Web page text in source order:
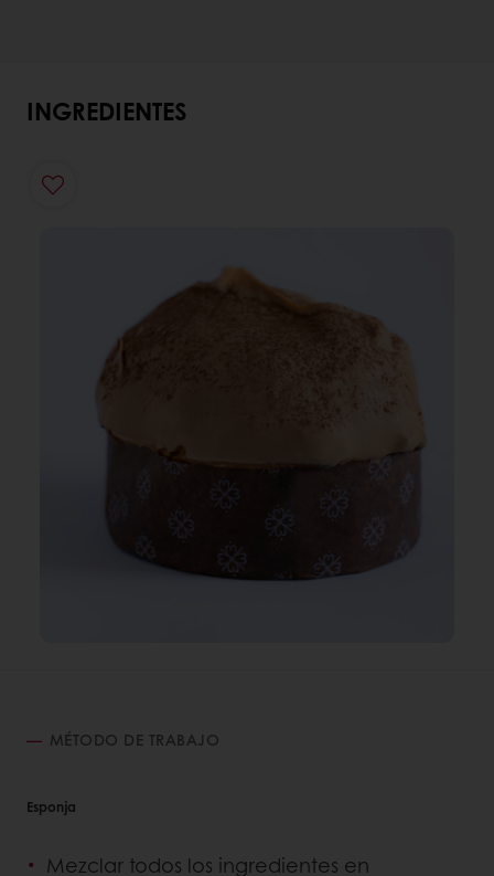
INGREDIENTES
MÉTODO DE TRABAJO
Esponja
Mezclar todos los ingredientes en